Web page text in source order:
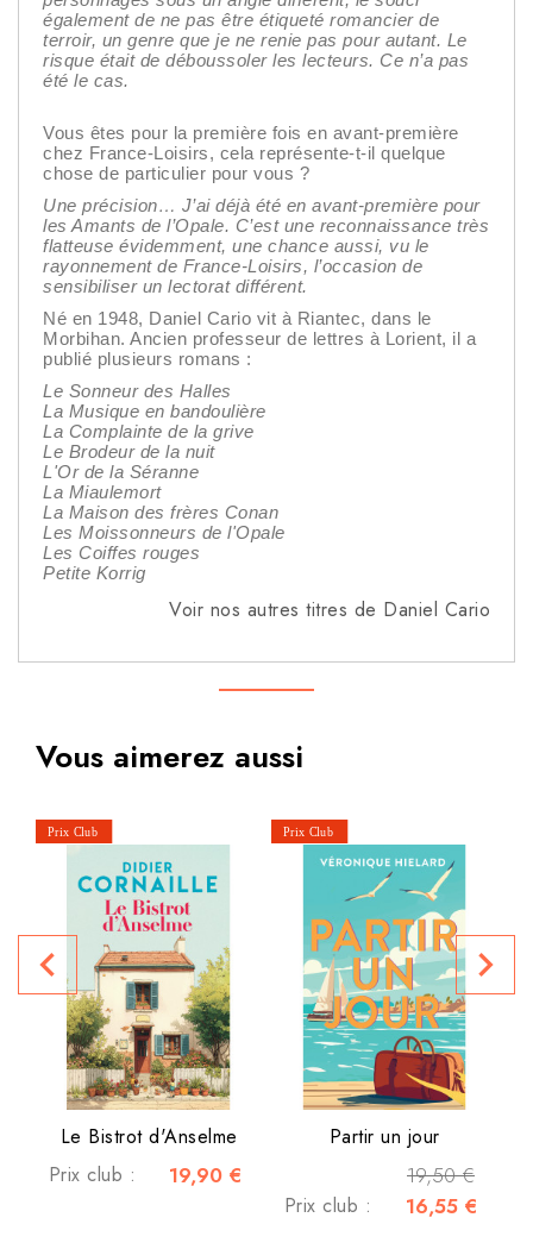
également de ne pas être étiqueté romancier de
terroir, un genre que je ne renie pas pour autant. Le
risque était de déboussoler les lecteurs. Ce n’a pas
été le cas.
Vous êtes pour la première fois en avant-première
chez France-Loisirs, cela représente-t-il quelque
chose de particulier pour vous ?
Une précision… J’ai déjà été en avant-première pour
les Amants de l’Opale. C’est une reconnaissance très
flatteuse évidemment, une chance aussi, vu le
rayonnement de France-Loisirs, l’occasion de
sensibiliser un lectorat différent.
Né en 1948, Daniel Cario vit à Riantec, dans le
Morbihan. Ancien professeur de lettres à Lorient, il a
publié plusieurs romans :
Le Sonneur des Halles
La Musique en bandoulière
La Complainte de la grive
Le Brodeur de la nuit
L'Or de la Séranne
La Miaulemort
La Maison des frères Conan
Les Moissonneurs de l'Opale
Les Coiffes rouges
Petite Korrig
Voir nos autres titres de Daniel Cario
Vous aimerez aussi
Le Bistrot d'Anselme
Prix club :
19,90 €
Partir un jour
19,50 €
Prix club : 16,55 €
navigate_before navigate_next